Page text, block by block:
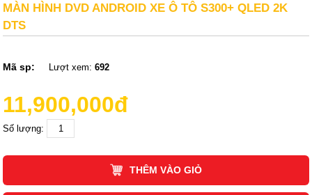
MÀN HÌNH DVD ANDROID XE Ô TÔ S300+ QLED 2K
DTS
Mã sp: Lượt xem:692
11,900,000đ
Số lượng:
THÊM VÀO GIỎ